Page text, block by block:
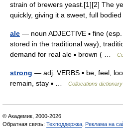
strain of brewers yeast.[1][2] The
quickly, giving it a sweet, full
ale — noun ADJECTIVE ▪ fine
stored in the traditional way),
demand for real ale ▪ brown ( …
strong — adj. VERBS ▪ be, feel,
remain, stay ▪ …
Collocations dictionary
© Академик, 2000-2026
Обратная связь: Техподдержка Реклама на